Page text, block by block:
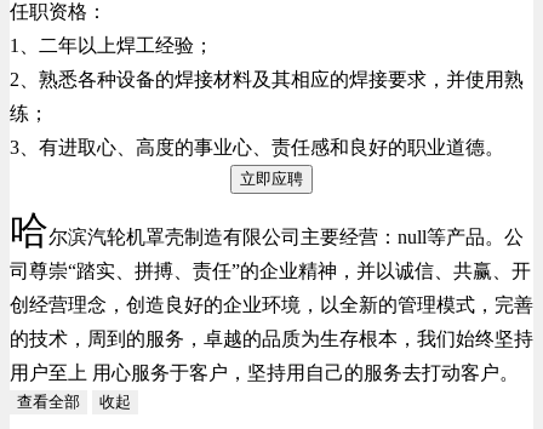
任职资格：
1、二年以上焊工经验；
2、熟悉各种设备的焊接材料及其相应的焊接要求，并使用熟
练；
3、有进取心、高度的事业心、责任感和良好的职业道德。
立即应聘
哈尔滨汽轮机罩壳制造有限公司主要经营：null等产品。公
司尊崇“踏实、拼搏、责任”的企业精神，并以诚信、共赢、开
创经营理念，创造良好的企业环境，以全新的管理模式，完善
的技术，周到的服务，卓越的品质为生存根本，我们始终坚持
用户至上 用心服务于客户，坚持用自己的服务去打动客户。
查看全部 收起